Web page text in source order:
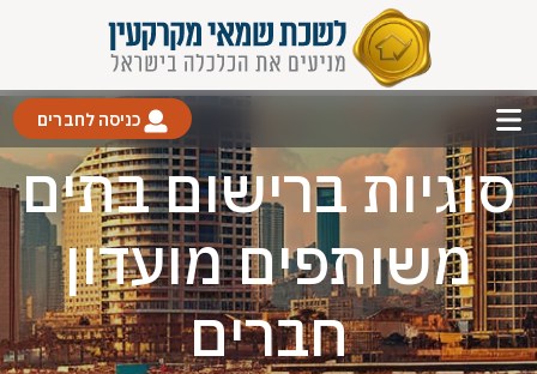
כניסה לחברים
סוגיות ברישום בתים
משותפים מועדון
חברים